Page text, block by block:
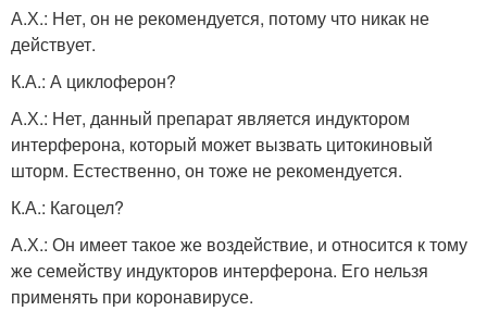
А.Х.: Нет, он не рекомендуется, потому что никак не
действует.
К.А.: А циклоферон?
А.Х.: Нет, данный препарат является индуктором
интерферона, который может вызвать цитокиновый
шторм. Естественно, он тоже не рекомендуется.
К.А.: Кагоцел?
А.Х.: Он имеет такое же воздействие, и относится к тому
же семейству индукторов интерферона. Его нельзя
применять при коронавирусе.